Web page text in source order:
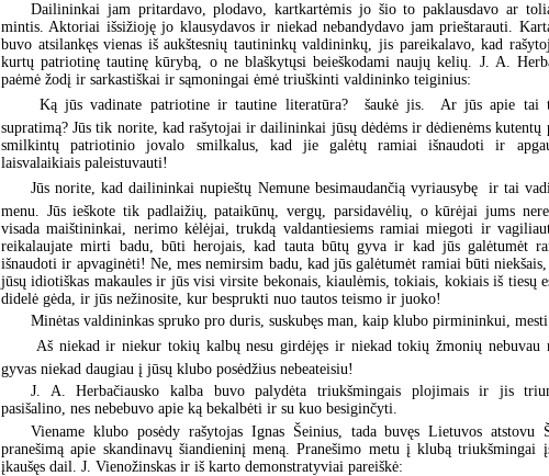
Dailininkai jam pritardavo, plodavo, kartkartėmis jo šio to paklausdavo ar
mintis. Aktoriai išsižioję jo klausydavos ir niekad nebandydavo jam prieštarauti.
buvo atsilankęs vienas iš aukštesnių tautininkų valdininkų, jis pareikalavo, kad
kurtų patriotinę tautinę kūrybą, o ne blaškytųsi beieškodami naujų kelių. J. A.
paėmė žodį ir sarkastiškai ir sąmoningai ėmė triuškinti valdininko teiginius:
 Ką jūs vadinate patriotine ir tautine literatūra?  šaukė jis.  Ar jūs apie
supratimą? Jūs tik norite, kad rašytojai ir dailininkai jūsų dėdėms ir dėdienėms kutentų
smilkintų patriotinio jovalo smilkalus, kad jie galėtų ramiai išnaudoti ir
laisvalaikiais paleistuvauti!
Jūs norite, kad dailininkai nupieštų Nemune besimaudančią vyriausybę  ir tai
menu. Jūs ieškote tik padlaižių, pataikūnų, vergų, parsidavėlių, o kūrėjai jums
visada maištininkai, nerimo kėlėjai, trukdą valdantiesiems ramiai miegoti ir
reikalaujate mirti badu, būti herojais, kad tauta būtų gyva ir kad jūs galėtumėt
išnaudoti ir apvaginėti! Ne, mes nemirsim badu, kad jūs galėtumėt ramiai būti
jūsų idiotiškas makaules ir jūs visi virsite bekonais, kiaulėmis, tokiais, kokiais iš tiesų
didelė gėda, ir jūs nežinosite, kur besprukti nuo tautos teismo ir juoko!
Minėtas valdininkas spruko pro duris, suskubęs man, kaip klubo pirmininkui, mesti
 Aš niekad ir niekur tokių kalbų nesu girdėjęs ir niekad tokių žmonių nebuvau
gyvas niekad daugiau į jūsų klubo posėdžius nebeateisiu!
J. A. Herbačiausko kalba buvo palydėta triukšmingais plojimais ir jis
pasišalino, nes nebebuvo apie ką bekalbėti ir su kuo besiginčyti.
Viename klubo posėdy rašytojas Ignas Šeinius, tada buvęs Lietuvos atstovu
pranešimą apie skandinavų šiandieninį meną. Pranešimo metu į klubą triukšmingai
įkaušęs dail. J. Vienožinskas ir iš karto demonstratyviai pareiškė: